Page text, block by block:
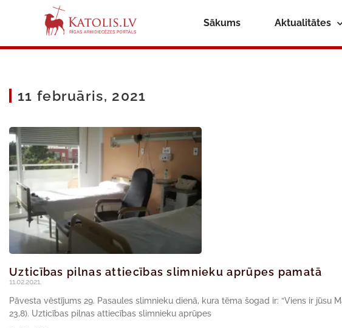
Sākums Aktualitātes
11 februāris, 2021
Uzticības pilnas attiecības slimnieku aprūpes pamatā
11.02.2021.
Pāvesta vēstījums 29. Pasaules slimnieku dienā, kura tēma šogad ir: “Viens ir jūsu
23,8). Uzticības pilnas attiecības slimnieku aprūpes